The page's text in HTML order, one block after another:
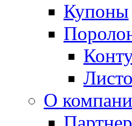
Купоны
О